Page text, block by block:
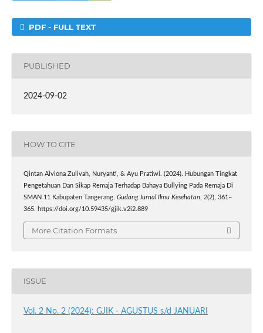
PDF - FULL TEXT
PUBLISHED
2024-09-02
HOW TO CITE
Qintan Alviona Zulivah, Nuryanti, & Ayu Pratiwi. (2024). Hubungan Tingkat
Pengetahuan Dan Sikap Remaja Terhadap Bahaya Bullying Pada Remaja Di
SMAN 11 Kabupaten Tangerang. Gudang Jurnal Ilmu Kesehatan, 2(2), 361–
365. https://doi.org/10.59435/gjik.v2i2.889
More Citation Formats
ISSUE
Vol. 2 No. 2 (2024): GJIK - AGUSTUS s/d JANUARI